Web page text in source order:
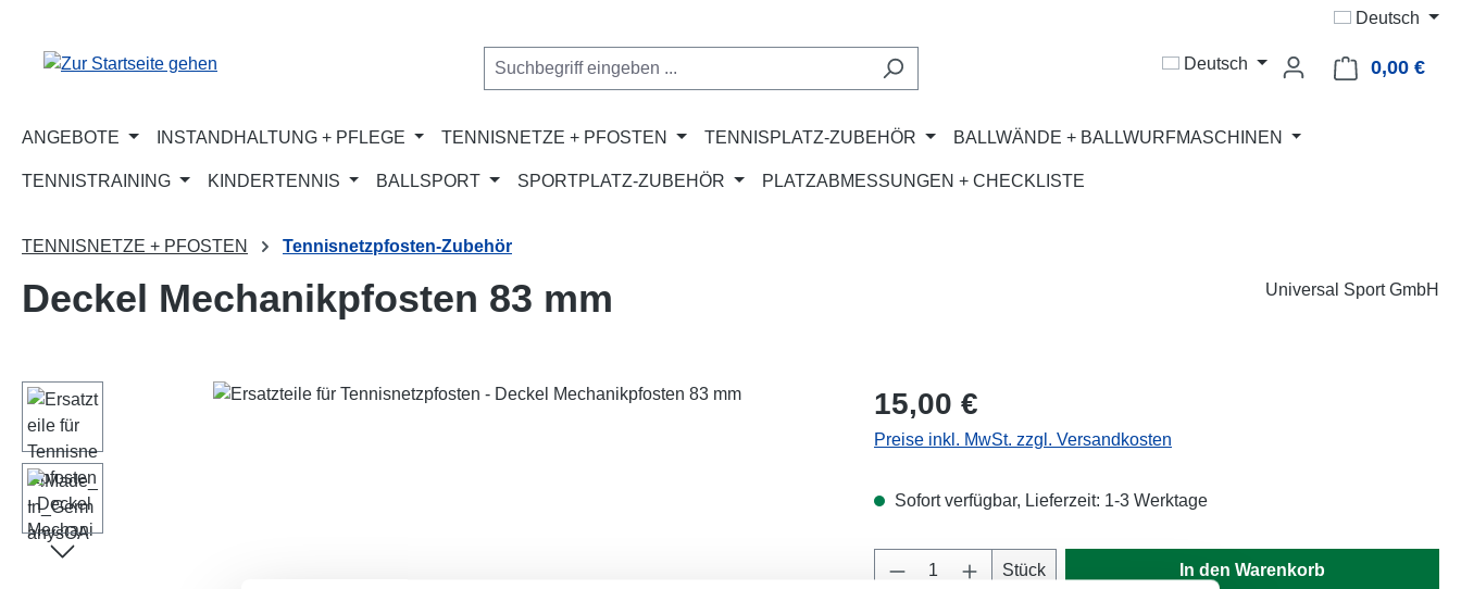
Deutsch
Deutsch 0,00 €
ANGEBOTE INSTANDHALTUNG + PFLEGE TENNISNETZE + PFOSTEN TENNISPLATZ-ZUBEHÖR BALLWÄNDE + BALLWURFMASCHINEN
TENNISTRAINING KINDERTENNIS BALLSPORT SPORTPLATZ-ZUBEHÖR PLATZABMESSUNGEN + CHECKLISTE
TENNISNETZE + PFOSTEN Tennisnetzpfosten-Zubehör
Deckel Mechanikpfosten 83 mm Universal Sport GmbH
Bildergalerie überspringen Regulärer Preis:
15,00 €
Preise inkl. MwSt. zzgl. Versandkosten
Sofort verfügbar, Lieferzeit: 1-3 Werktage
Produkt Anzahl: Gib den gewünschten Wert ein
Stück In den Warenkorb